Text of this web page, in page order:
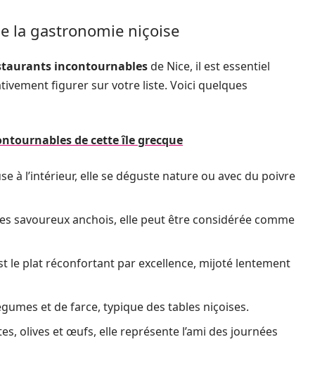
la gastronomie niçoise
incontournablesde Nice, il est essentiel
figurer sur votre liste. Voici quelques
de cette île grecque
à l’intérieur, elle se déguste nature ou avec du poivre
savoureux anchois, elle peut être considérée comme
le plat réconfortant par excellence, mijoté lentement
et de farce, typique des tables niçoises.
olives et œufs, elle représente l’ami des journées